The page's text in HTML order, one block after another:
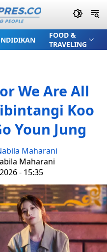
FOOD &
TRAVELING
We Are All
Koo
Youn Jung
Maharani
Maharani
- 15:35